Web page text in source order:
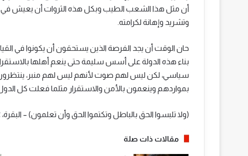
أن مثل هذا الشعب الطيب وبكل هذه الثروات أن يعيش
وتشريد وإهانة لكرامته.
حان الوقت أن يجد الفرصة الذين يستحقون أن يكونوا في
بناء هذه الدولة على أسس سليمة حتى ينعم أهلها
سياسي، لكن ليس لهم صوت لأنهم ليس لهم منبر،
بمواردهم وينعمون بالأمن والاستقرار مثلما فعلت كل
(ولا تلبسوا الحق بالباطل وتكتموا الحق وأن تعلمون) – البقرة، 42.
مقالات ذات صلة